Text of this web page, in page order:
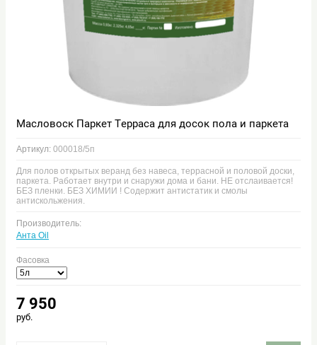
Масловоск Паркет Терраса для досок пола и паркета
Артикул: 000018/5п
Для полов открытых веранд без навеса, террасной и половой доски,
паркета. Работает внутри и снаружи дома и бани. НЕ отслаивается!
БЕЗ пленки. БЕЗ ХИМИИ ! Содержит антистатик и смолы
антискольжения.
Производитель:
Анта Oil
Фасовка
7 950
руб.